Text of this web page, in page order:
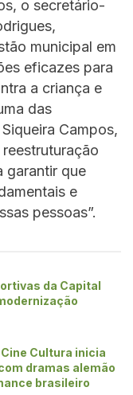
o secretário-
municipal em
eficazes para
a criança e
das
Campos,
garantir que
e
pessoas”.
da Capital
Cultura inicia
dramas alemão
brasileiro